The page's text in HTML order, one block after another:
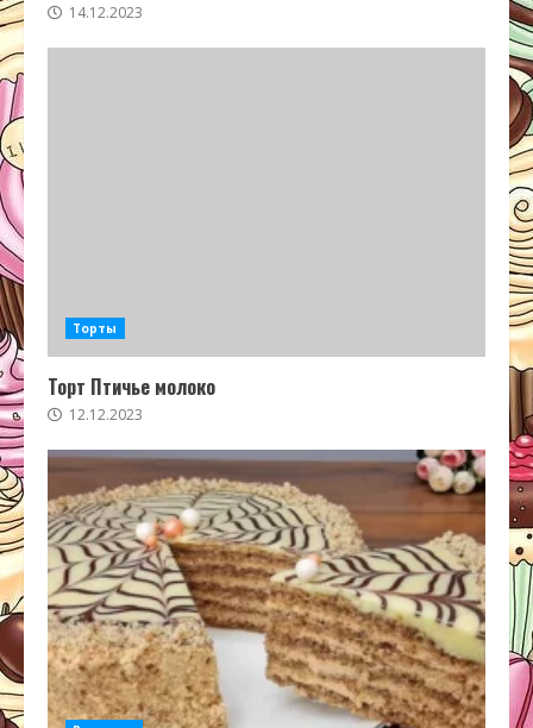
14.12.2023
Торты
Торт Птичье молоко
12.12.2023